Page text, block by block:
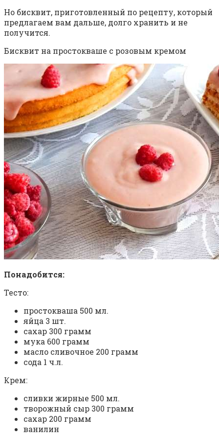
Но бисквит, приготовленный по рецепту, который
предлагаем вам дальше, долго хранить и не
получится.
Бисквит на простокваше с розовым кремом
Понадобится:
Тесто:
простокваша 500 мл.
яйца 3 шт.
сахар 300 грамм
мука 600 грамм
масло сливочное 200 грамм
сода 1 ч.л.
Крем:
сливки жирные 500 мл.
творожный сыр 300 грамм
сахар 200 грамм
ванилин